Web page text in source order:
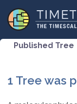
Published Tree
1 Tree was